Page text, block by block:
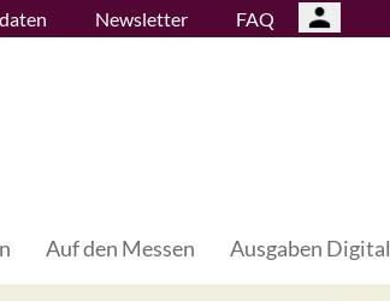
Newsletter FAQ
Auf den Messen Ausgaben Digital